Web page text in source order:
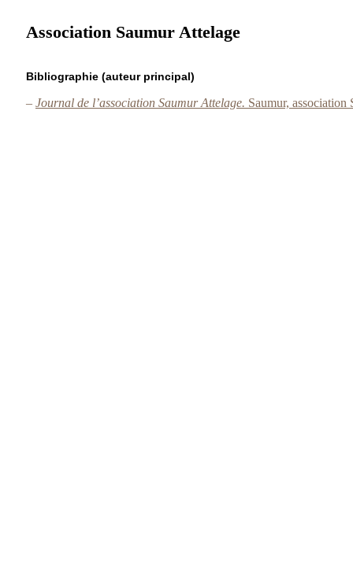
Association Saumur Attelage
Bibliographie (auteur principal)
– Journal de l’association Saumur Attelage. Saumur,